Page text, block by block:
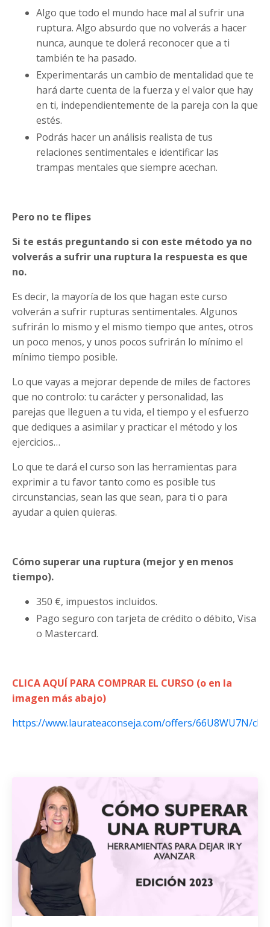
Algo que todo el mundo hace mal al sufrir una
ruptura. Algo absurdo que no volverás a hacer
nunca, aunque te dolerá reconocer que a ti
también te ha pasado.
Experimentarás un cambio de mentalidad que te
hará darte cuenta de la fuerza y el valor que hay
en ti, independientemente de la pareja con la que
estés.
Podrás hacer un análisis realista de tus
relaciones sentimentales e identificar las
trampas mentales que siempre acechan.
Pero no te flipes
Si te estás preguntando si con este método ya no
volverás a sufrir una ruptura la respuesta es que
no.
Es decir, la mayoría de los que hagan este curso
volverán a sufrir rupturas sentimentales. Algunos
sufrirán lo mismo y el mismo tiempo que antes, otros
un poco menos, y unos pocos sufrirán lo mínimo el
mínimo tiempo posible.
Lo que vayas a mejorar depende de miles de factores
que no controlo: tu carácter y personalidad, las
parejas que lleguen a tu vida, el tiempo y el esfuerzo
que dediques a asimilar y practicar el método y los
ejercicios…
Lo que te dará el curso son las herramientas para
exprimir a tu favor tanto como es posible tus
circunstancias, sean las que sean, para ti o para
ayudar a quien quieras.
Cómo superar una ruptura (mejor y en menos
tiempo).
350 €, impuestos incluidos.
Pago seguro con tarjeta de crédito o débito, Visa
o Mastercard.
CLICA AQUÍ PARA COMPRAR EL CURSO (o en la
imagen más abajo)
https://www.laurateaconseja.com/offers/66U8WU7N/